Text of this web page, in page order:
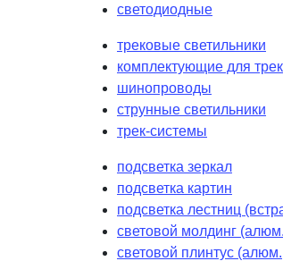
светодиодные
трековые светильники
комплектующие для
шинопроводы
струнные светильники
трек-системы
подсветка зеркал
подсветка картин
подсветка лестниц
световой молдинг
световой плинтус